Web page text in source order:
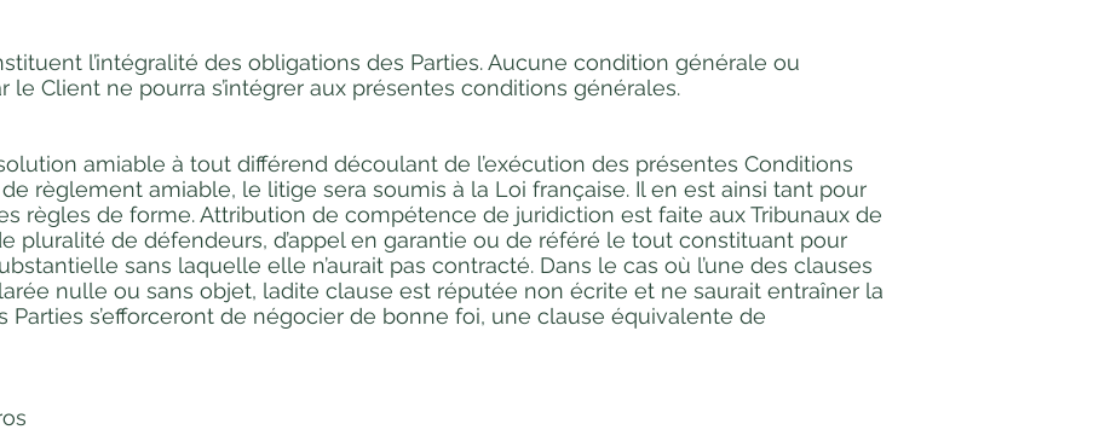
l’intégralité des obligations des Parties. Aucune condition générale ou
Client ne pourra s’intégrer aux présentes conditions générales.
amiable à tout différend découlant de l’exécution des présentes Conditions
règlement amiable, le litige sera soumis à la Loi française. Il en est ainsi tant pour
règles de forme. Attribution de compétence de juridiction est faite aux Tribunaux de
pluralité de défendeurs, d’appel en garantie ou de référé le tout constituant pour
sans laquelle elle n’aurait pas contracté. Dans le cas où l’une des clauses
nulle ou sans objet, ladite clause est réputée non écrite et ne saurait entraîner la
Parties s’efforceront de négocier de bonne foi, une clause équivalente de